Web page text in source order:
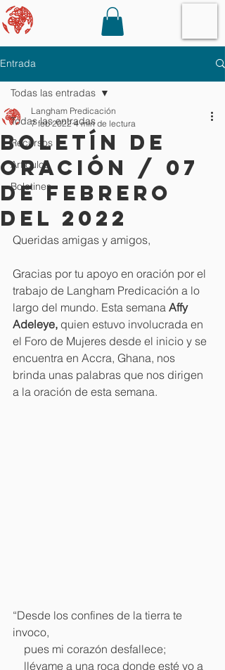
Entrada
Todas las entradas
Recursos
Artículos
Boletines
Todas las entradas
Boletín de
oración / 07
de febrero
del 2022
Langham Predicación
7 feb 2022 4 min de lectura
Queridas amigas y amigos,
Gracias por tu apoyo en oración por el
trabajo de Langham Predicación a lo
largo del mundo. Esta semana Affy
Adeleye, quien estuvo involucrada en
el Foro de Mujeres desde el inicio y se
encuentra en Accra, Ghana, nos
brinda unas palabras que nos dirigen
a la oración de esta semana.
“Desde los confines de la tierra te
invoco,
    pues mi corazón desfallece;